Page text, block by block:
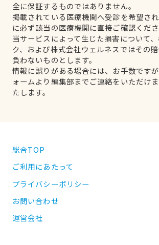
全に保証するものではありません。
掲載されている医療機関へ受診を希望さ
に必ず該当の医療機関に直接ご確認くださ
当サービスによって生じた損害について
ク、および株式会社ウェルネスではその
負わないものとします。
情報に誤りがある場合には、お手数です
ォームより編集部までご連絡をいただけ
たします。
総合TOP
ご利用にあたって
プライバシーポリシー
お問い合わせ
運営会社